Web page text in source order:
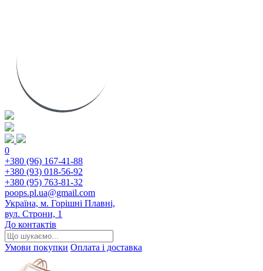
0
+380 (96) 167-41-88
+380 (93) 018-56-92
+380 (95) 763-81-32
poops.pl.ua@gmail.com
Україна, м. Горішні Плавні,
вул. Строни, 1
До контактів
Умови покупки Оплата і доставка